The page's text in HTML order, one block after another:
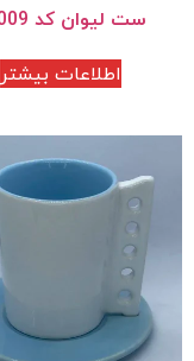
ست لیوان کد L1009
اطلاعات بیشتر